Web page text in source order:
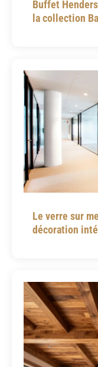
Buffet
la collection
Le verre sur
décoration